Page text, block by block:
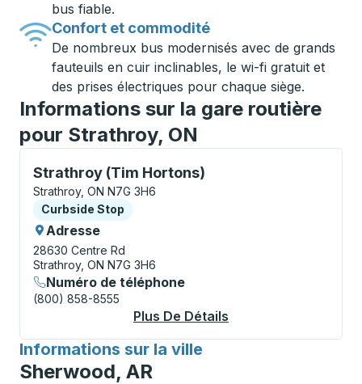
bus fiable.
Confort et commodité
De nombreux bus modernisés avec de grands
fauteuils en cuir inclinables, le wi-fi gratuit et
des prises électriques pour chaque siège.
Informations sur la gare routière
pour Strathroy, ON
Strathroy (Tim Hortons)
Curbside Stop, utilisez les touches fléchées ou la
Strathroy, ON N7G 3H6
Curbside Stop
Curbside Stop
Adresse
28630 Centre Rd
Strathroy, ON N7G 3H6
Numéro de téléphone
(800) 858-8555
Plus De Détails
Informations sur la ville
pour
Sherwood, AR